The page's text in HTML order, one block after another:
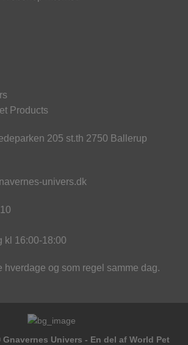
Products
205 st.th 2750 Ballerup
univers.dk
kl 16:00-18:00
hverdage og som regel samme dag.
Gnavernes Univers - En del af World Pet